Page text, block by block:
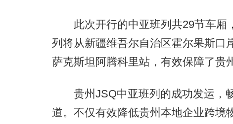
此次开行的中亚班列共29节车厢
列将从新疆维吾尔自治区霍尔果斯口
萨克斯坦阿腾科里站，有效保障了贵
贵州JSQ中亚班列的成功发运，
道。不仅有效降低贵州本地企业跨境